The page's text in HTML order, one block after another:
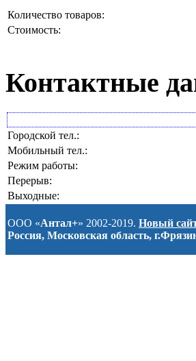
Количество товаров:
Стоимость:
Контактные
Городской тел.:
Мобильный тел.:
Режим работы:
Перерыв:
Выходные:
ООО «Антал+» 2002-2019. Новый
Россия, Московская область,